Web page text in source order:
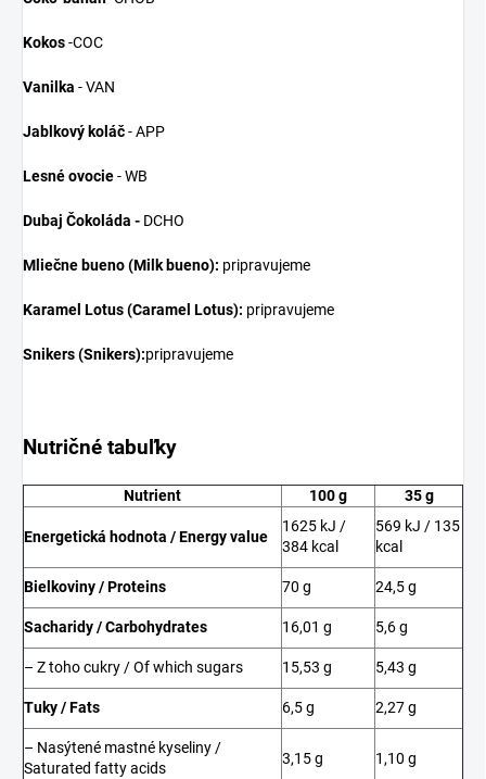
Kokos-COC
Vanilka - VAN
Jablkový koláč- APP
Lesné ovocie- WB
Dubaj Čokoláda - DCHO
Mliečne bueno (Milk bueno): pripravujeme
Karamel Lotus (Caramel Lotus): pripravujeme
Snikers (Snikers):pripravujeme
Nutričné tabuľky
Nutrient 100 g 35 g
Energetická hodnota / Energy value
1625 kJ /
384 kcal
569 kJ / 135
kcal
Bielkoviny / Proteins 70 g 24,5 g
Sacharidy / Carbohydrates 16,01 g 5,6 g
– Z toho cukry / Of which sugars 15,53 g 5,43 g
Tuky / Fats 6,5 g 2,27 g
– Nasýtené mastné kyseliny /
Saturated fatty acids
3,15 g 1,10 g